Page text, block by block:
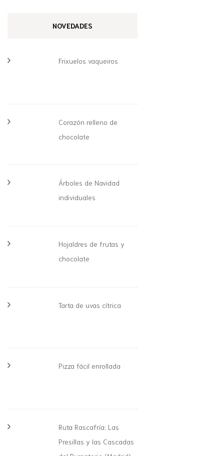
NOVEDADES
Frixuelos vaqueiros
Corazón relleno de
chocolate
Árboles de Navidad
individuales
Hojaldres de frutas y
chocolate
Tarta de uvas cítrica
Pizza fácil enrollada
Ruta Rascafría: Las
Presillas y las Cascadas